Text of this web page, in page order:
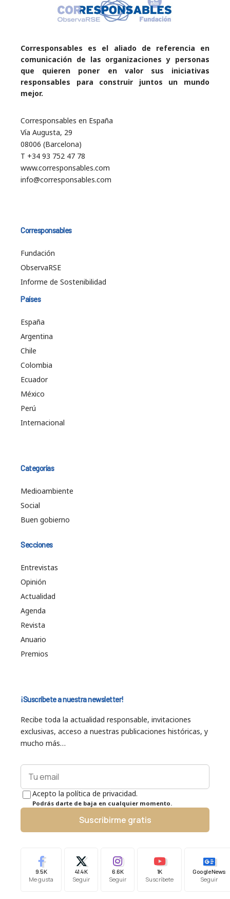
Corresponsables es el aliado de referencia en
comunicación de las organizaciones y personas
que quieren poner en valor sus iniciativas
responsables para construir juntos un mundo
mejor.
Corresponsables en España
Vía Augusta, 29
08006 (Barcelona)
T +34 93 752 47 78
www.corresponsables.com
info@corresponsables.com
Corresponsables
Fundación
ObservaRSE
Informe de Sostenibilidad
Países
España
Argentina
Chile
Colombia
Ecuador
México
Perú
Internacional
Categorías
Medioambiente
Social
Buen gobierno
Secciones
Entrevistas
Opinión
Actualidad
Agenda
Revista
Anuario
Premios
¡Suscríbete a nuestra newsletter!
Recibe toda la actualidad responsable, invitaciones
exclusivas, acceso a nuestras publicaciones históricas, y
mucho más…
Acepto la política de privacidad.
Podrás darte de baja en cualquier momento.
Suscribirme gratis
9.5K
Me gusta
41.4K
Seguir
6.6K
Seguir
1K
Suscríbete
Google News
Seguir